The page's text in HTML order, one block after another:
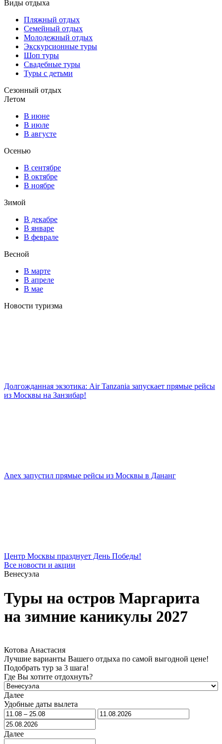
Виды отдыха
Пляжный отдых
Семейный отдых
Молодежный отдых
Экскурсионные туры
Шоп туры
Свадебные туры
Туры с детьми
Сезонный отдых
Летом
В июне
В июле
В августе
Осенью
В сентябре
В октябре
В ноябре
Зимой
В декабре
В январе
В феврале
Весной
В марте
В апреле
В мае
Новости туризма
Долгожданная экзотика: Air Tanzania запускает прямые рейсы
из Москвы на Занзибар!
Anex запустил прямые рейсы из Москвы в Дананг
Центр Москвы празднует День Победы!
Все новости и акции
Венесуэла
Туры на остров Маргарита
на зимние каникулы 2027
Котова Анастасия
Лучшие варианты Вашего отдыха по самой выгодной цене!
Подобрать тур за 3 шага!
Где Вы хотите отдохнуть?
Далее
Удобные даты вылета
Далее